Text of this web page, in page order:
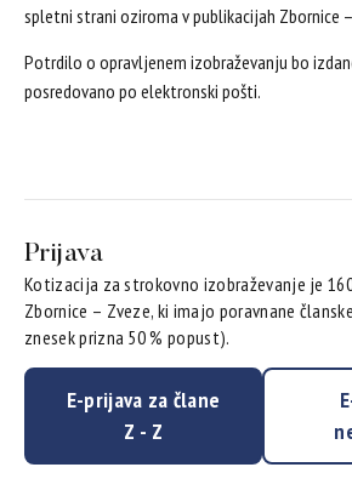
spletni strani oziroma v publikacijah Zbornice
Potrdilo o opravljenem izobraževanju bo
posredovano po elektronski pošti.
Prijava
Kotizacija za strokovno izobraževanje je
Zbornice – Zveze, ki imajo poravnane
znesek prizna 50 % popust).
E-prijava za člane
Z - Z